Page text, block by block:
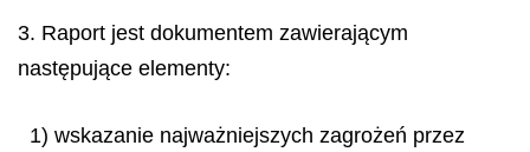
3. Raport jest dokumentem zawierającym
następujące elementy:
1) wskazanie najważniejszych zagrożeń przez